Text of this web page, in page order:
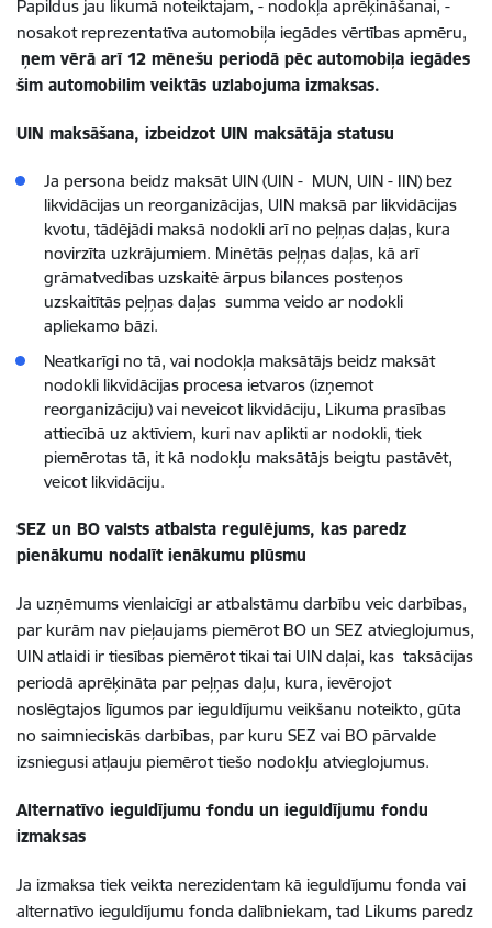
Papildus jau likumā noteiktajam, - nodokļa aprēķināšanai, -
nosakot reprezentatīva automobiļa iegādes vērtības apmēru,
ņem vērā arī 12 mēnešu periodā pēc automobiļa iegādes
šim automobilim veiktās uzlabojuma izmaksas.
UIN maksāšana, izbeidzot UIN maksātāja statusu
Ja persona beidz maksāt UIN (UIN - MUN, UIN - IIN) bez
likvidācijas un reorganizācijas, UIN maksā par likvidācijas
kvotu, tādējādi maksā nodokli arī no peļņas daļas, kura
novirzīta uzkrājumiem. Minētās peļņas daļas, kā arī
grāmatvedības uzskaitē ārpus bilances posteņos
uzskaitītās peļņas daļas summa veido ar nodokli
apliekamo bāzi.
Neatkarīgi no tā, vai nodokļa maksātājs beidz maksāt
nodokli likvidācijas procesa ietvaros (izņemot
reorganizāciju) vai neveicot likvidāciju, Likuma prasības
attiecībā uz aktīviem, kuri nav aplikti ar nodokli, tiek
piemērotas tā, it kā nodokļu maksātājs beigtu pastāvēt,
veicot likvidāciju.
​​SEZ un BO valsts atbalsta regulējums, kas paredz
pienākumu nodalīt ienākumu plūsmu
Ja uzņēmums vienlaicīgi ar atbalstāmu darbību veic darbības,
par kurām nav pieļaujams piemērot BO un SEZ atvieglojumus,
UIN atlaidi ir tiesības piemērot tikai tai UIN daļai, kas taksācijas
periodā aprēķināta par peļņas daļu, kura, ievērojot
noslēgtajos līgumos par ieguldījumu veikšanu noteikto, gūta
no saimnieciskās darbības, par kuru SEZ vai BO pārvalde
izsniegusi atļauju piemērot tiešo nodokļu atvieglojumus.
Alternatīvo ieguldījumu fondu un ieguldījumu fondu
izmaksas
Ja izmaksa tiek veikta nerezidentam kā ieguldījumu fonda vai
alternatīvo ieguldījumu fonda dalībniekam, tad Likums paredz